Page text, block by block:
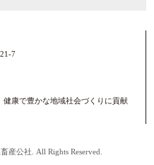
7
健康で豊かな地域社会づくりに貢献
産公社. All Rights Reserved.